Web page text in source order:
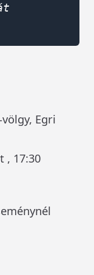
Egri
, 17:30